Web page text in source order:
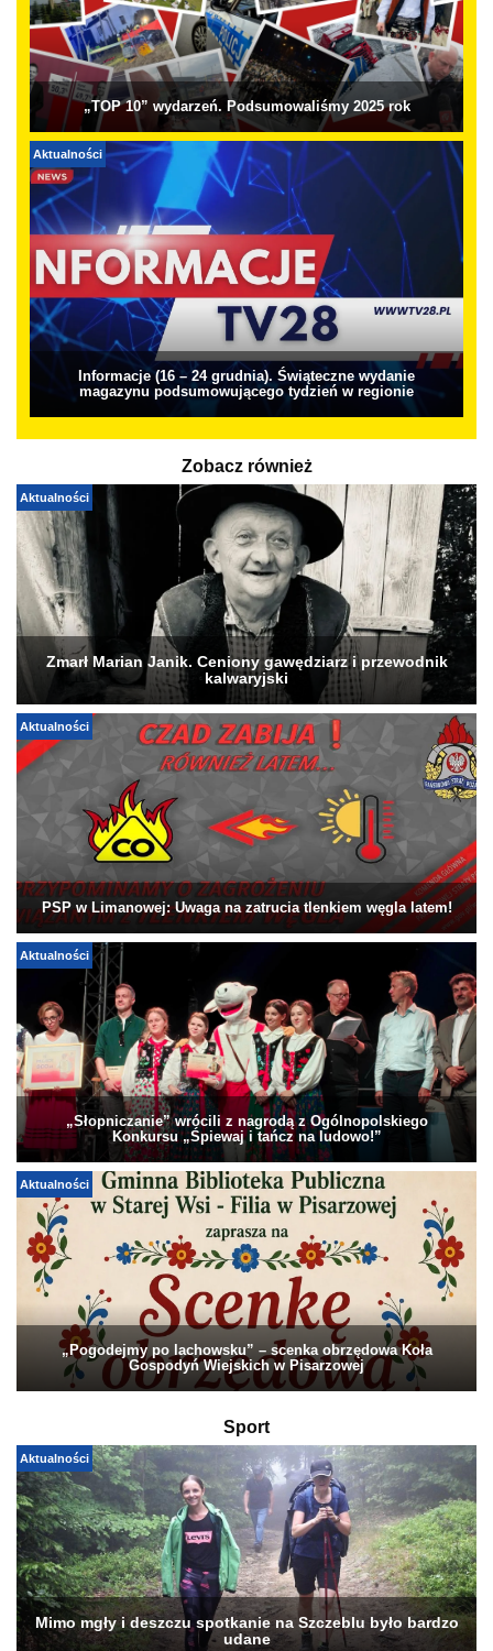
„TOP 10” wydarzeń. Podsumowaliśmy 2025 rok
Aktualności
Informacje (16 – 24 grudnia). Świąteczne wydanie
magazynu podsumowującego tydzień w regionie
Zobacz również
Aktualności
Zmarł Marian Janik. Ceniony gawędziarz i przewodnik
kalwaryjski
Aktualności
PSP w Limanowej: Uwaga na zatrucia tlenkiem węgla latem!
Aktualności
„Słopniczanie” wrócili z nagrodą z Ogólnopolskiego
Konkursu „Śpiewaj i tańcz na ludowo!”
Aktualności
„Pogodejmy po lachowsku” – scenka obrzędowa Koła
Gospodyń Wiejskich w Pisarzowej
Sport
Aktualności
Mimo mgły i deszczu spotkanie na Szczeblu było bardzo
udane